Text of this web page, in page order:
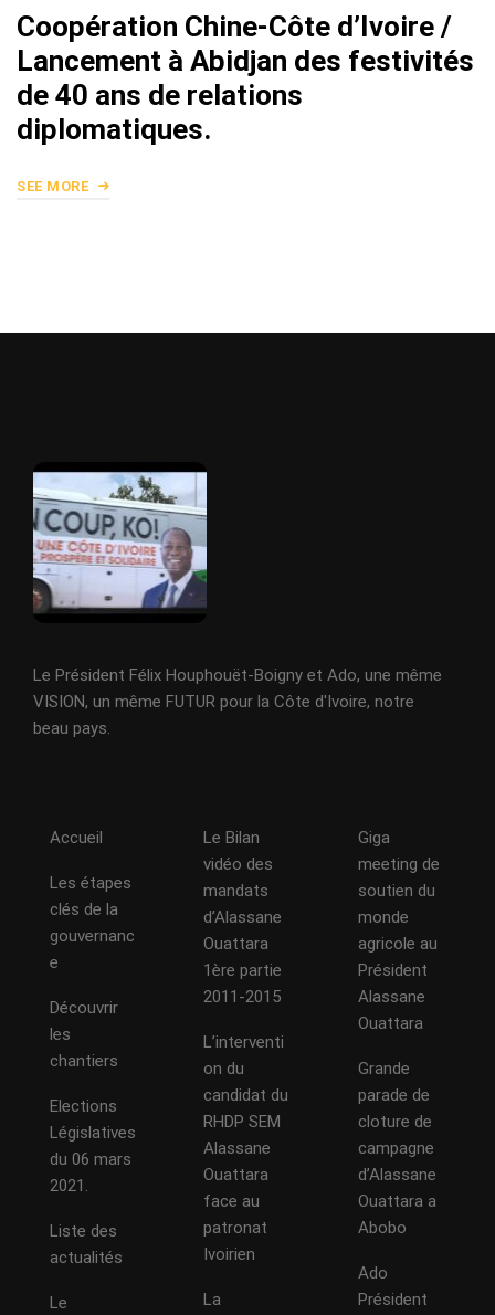
Coopération Chine-Côte d’Ivoire /
Lancement à Abidjan des festivités
de 40 ans de relations
diplomatiques.
SEE MORE
Le Président Félix Houphouët-Boigny et Ado, une même
VISION, un même FUTUR pour la Côte d'Ivoire, notre
beau pays.
Accueil
Les étapes
clés de la
gouvernanc
e
Découvrir
les
chantiers
Elections
Législatives
du 06 mars
2021.
Liste des
actualités
Le
Le Bilan
vidéo des
mandats
d’Alassane
Ouattara
1ère partie
2011-2015
L’interventi
on du
candidat du
RHDP SEM
Alassane
Ouattara
face au
patronat
Ivoirien
La
Giga
meeting de
soutien du
monde
agricole au
Président
Alassane
Ouattara
Grande
parade de
cloture de
campagne
d’Alassane
Ouattara a
Abobo
Ado
Président